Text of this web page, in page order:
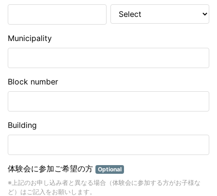
Municipality
Block number
Building
体験会に参加ご希望の方 Optional
※上記のお申し込み者と異なる場合（体験会に参加する方がお子様な
ど）はご記入をお願いします。